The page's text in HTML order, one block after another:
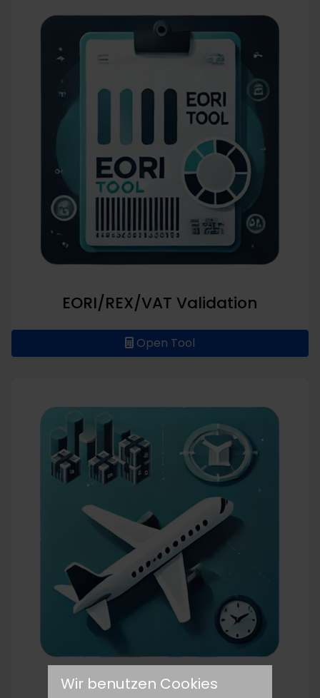
EORI/REX/VAT Validation
Open Tool
Wir benutzen Cookies